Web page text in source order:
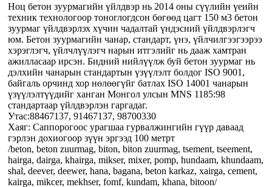
Ноц бетон зуурмагийн үйлдвэр нь 2014 оны сүүлийн үеийн
техник технологоор тоноглогдсон бөгөөд цагт 150 м3 бетон
зуурмаг үйлдвэрлэх хүчин чадалтай үндэсний үйлдвэрлэгч
юм. Бетон зуурмагийн чанар, стандарт, үнэ, үйлчилгээгээрээ
хэрэглэгч, үйлчлүүлэгч нарын итгэлийг нь дааж хамтран
ажилласаар ирсэн. Бидний нийлүүлж буй бетон зуурмаг нь
дэлхийн чанарын стандартын үзүүлэлт болдог ISO 9001,
байгаль орчинд хор нөлөөгүйг батлах ISO 14001 чанарын
үзүүлэлтүүдийг ханган Монгол улсын MNS 1185:98
стандартаар үйлдвэрлэн гаргадаг.
Утас:88467137, 91467137, 98700330
Хаяг: Саппорогоос урагшаа гурвалжингийн гүүр даваад
гэрлэн дохиогоор зүүн эргээд 100 метрт
/beton, beton zuurmag, biton, biton zuurmag, tsement, tseement,
hairga, dairga, khairga, mikser, mixer, pomp, hundaam, khundaam,
shal, deever, deewer, hana, bagana, beton karkaz, xairga, cement,
kairga, mikcer, mekhser, fomf, kundam, khana, bitoon/